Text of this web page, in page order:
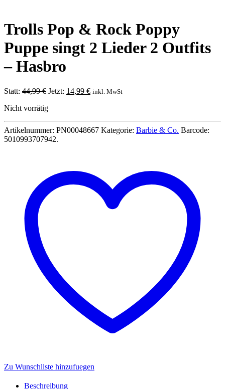
Trolls Pop & Rock Poppy
Puppe singt 2 Lieder 2 Outfits
– Hasbro
Statt: 44,99€ Ursprünglicher
war:
Jetzt: 14,99 €Aktueller
inkl. MwSt
Nicht vorrätig
Artikelnummer: PN00048667 Kategorie: Barbie & Co. Barcode:
5010993707942.
Zu Wunschliste hinzufuegen
Beschreibung